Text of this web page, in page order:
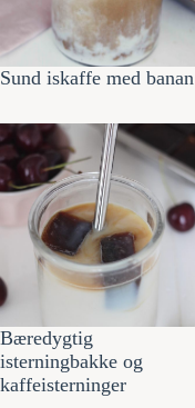
Sund iskaffe med banan
Bæredygtig
isterningbakke og
kaffeisterninger